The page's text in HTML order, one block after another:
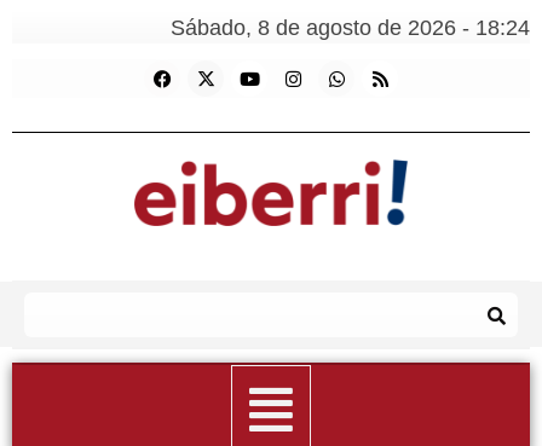
Sábado, 8 de agosto de 2026 - 18:24